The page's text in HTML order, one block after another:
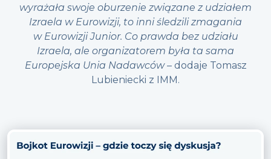
wyrażała swoje oburzenie związane z udziałem
Izraela w Eurowizji, to inni śledzili zmagania
w Eurowizji Junior. Co prawda bez udziału
Izraela, ale organizatorem była ta sama
Europejska Unia Nadawców– dodaje Tomasz
Lubieniecki z IMM.